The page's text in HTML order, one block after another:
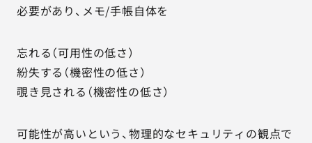
必要があり、メモ/手帳自体を
忘れる（可用性の低さ）
紛失する（機密性の低さ）
覗き見される（機密性の低さ）
可能性が高いという、物理的なセキュリティの観点で